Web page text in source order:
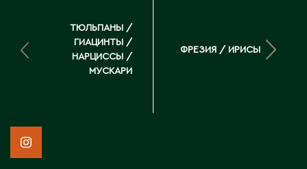
ТЮЛЬПАНЫ /
ГИАЦИНТЫ /
НАРЦИССЫ /
МУСКАРИ
ФРЕЗИЯ / ИРИСЫ